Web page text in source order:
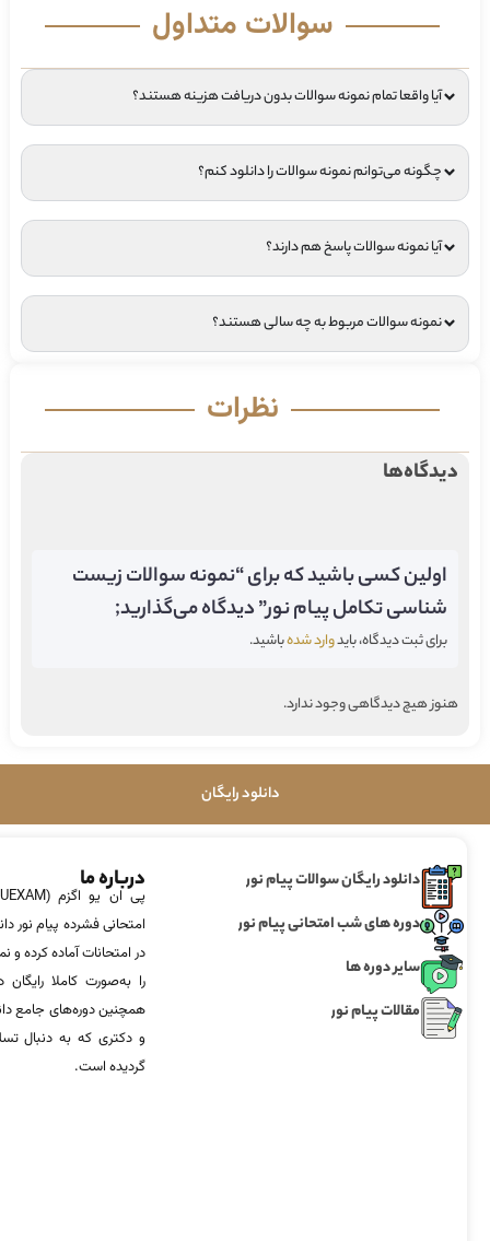
سوالات متداول
آیا واقعا تمام نمونه سوالات بدون دریافت هزینه هستند؟
چگونه می‌توانم نمونه سوالات را دانلود کنم؟
آیا نمونه سوالات پاسخ هم دارند؟
نمونه سوالات مربوط به چه سالی هستند؟
نظرات
دیدگاه‌ها
اولین کسی باشید که برای “نمونه سوالات زیست
شناسی تکامل پیام نور” دیدگاه می‌گذارید;
برای ثبت دیدگاه، بایدوارد شدهباشید.
هنوز هیچ دیدگاهی وجود ندارد.
دانلود رایگان
دانلود رایگان سوالات پیام نور
دوره های شب امتحانی پیام نور
سایر دوره ها
مقالات پیام نور
درباره ما
امتحانی فشرده پیام نور
در امتحانات آماده‌ کرده
را به‌صورت کاملا
همچنین دوره‌های جامع
و دکتری که به دنبال
گردیده است.